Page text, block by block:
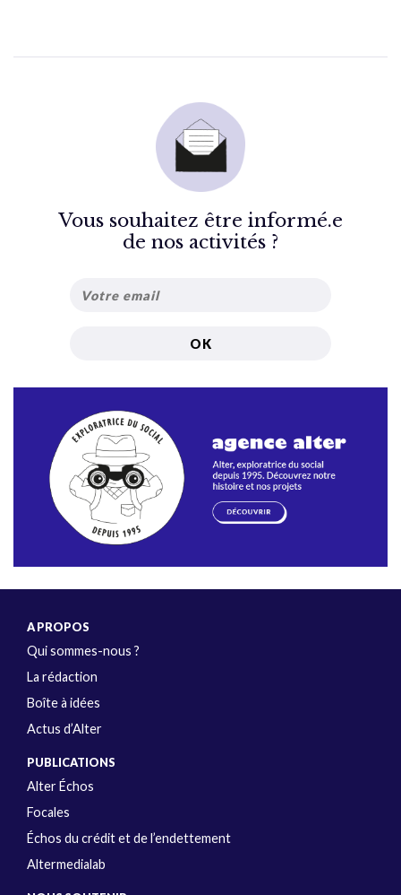
Vous souhaitez être informé.e
de nos activités ?
A PROPOS
Qui sommes-nous ?
La rédaction
Boîte à idées
Actus d’Alter
PUBLICATIONS
Alter Échos
Focales
Échos du crédit et de l’endettement
Altermedialab